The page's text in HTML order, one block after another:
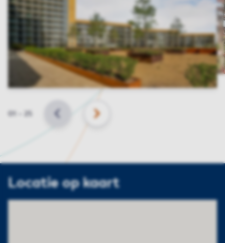
Slide
VORIGE VOLGENDE
Locatie op kaart